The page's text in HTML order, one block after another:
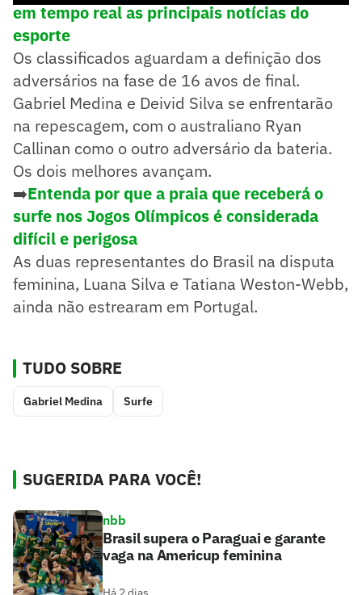
em tempo real as principais notícias do
esporte
Os classificados aguardam a definição dos
adversários na fase de 16 avos de final.
Gabriel Medina e Deivid Silva se enfrentarão
na repescagem, com o australiano Ryan
Callinan como o outro adversário da bateria.
Os dois melhores avançam.
➡️Entenda por que a praia que receberá o
surfe nos Jogos Olímpicos é considerada
difícil e perigosa
As duas representantes do Brasil na disputa
feminina, Luana Silva e Tatiana Weston-Webb,
ainda não estrearam em Portugal.
TUDO SOBRE
Gabriel Medina Surfe
SUGERIDA PARA VOCÊ!
nbb
Brasil supera o Paraguai e garante
vaga na Americup feminina